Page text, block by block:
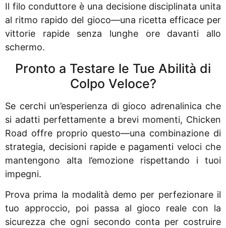
Il filo conduttore è una decisione disciplinata unita
al ritmo rapido del gioco—una ricetta efficace per
vittorie rapide senza lunghe ore davanti allo
schermo.
Pronto a Testare le Tue Abilità di
Colpo Veloce?
Se cerchi un’esperienza di gioco adrenalinica che
si adatti perfettamente a brevi momenti, Chicken
Road offre proprio questo—una combinazione di
strategia, decisioni rapide e pagamenti veloci che
mantengono alta l’emozione rispettando i tuoi
impegni.
Prova prima la modalità demo per perfezionare il
tuo approccio, poi passa al gioco reale con la
sicurezza che ogni secondo conta per costruire